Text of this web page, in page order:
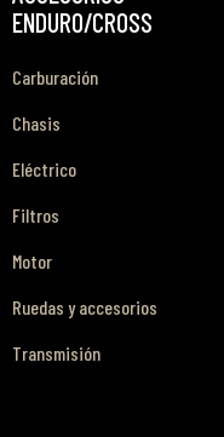
ENDURO/CROSS
Carburación
Chasis
Eléctrico
Filtros
Motor
Ruedas y accesorios
Transmisión